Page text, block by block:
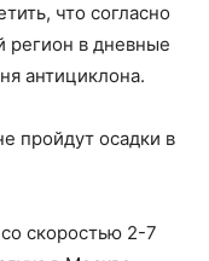
что согласно
регион в дневные
антициклона.
пройдут осадки в
скоростью 2-7